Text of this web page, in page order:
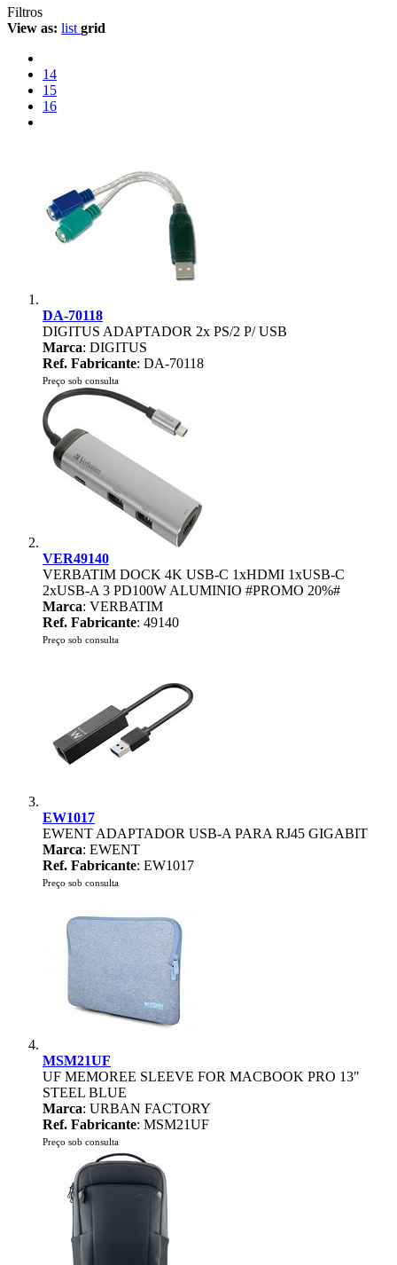
Filtros
View as: list grid
14
15
16
DA-70118
DIGITUS ADAPTADOR 2x PS/2 P/ USB
Marca: DIGITUS
Ref. Fabricante: DA-70118
Preço sob consulta
VER49140
VERBATIM DOCK 4K USB-C 1xHDMI 1xUSB-C
2xUSB-A 3 PD100W ALUMINIO #PROMO 20%#
Marca: VERBATIM
Ref. Fabricante: 49140
Preço sob consulta
EW1017
EWENT ADAPTADOR USB-A PARA RJ45 GIGABIT
Marca: EWENT
Ref. Fabricante: EW1017
Preço sob consulta
MSM21UF
UF MEMOREE SLEEVE FOR MACBOOK PRO 13"
STEEL BLUE
Marca: URBAN FACTORY
Ref. Fabricante: MSM21UF
Preço sob consulta